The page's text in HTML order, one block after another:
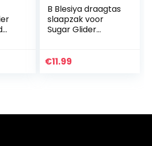
B Blesiya draagtas
slaapzak voor
Sugar Glider
huisdieren, roze
€11.99